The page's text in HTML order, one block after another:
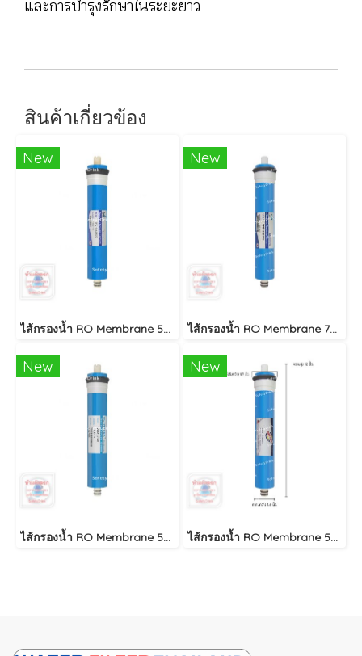
และการบำรุงรักษาในระยะยาว
สินค้าเกี่ยวข้อง
New
ไส้กรองน้ำ RO Membrane 50 GPD 12 นิ้ว UNIPURE
New
ไส้กรองน้ำ RO Membrane 75 GPD 12 นิ้ว UNIPURE
New
ไส้กรองน้ำ RO Membrane 50 GPD 12 นิ้ว (1812) ULTRATEK
New
ไส้กรองน้ำ RO Membrane 50 GPD 12 นิ้ว TREATTON